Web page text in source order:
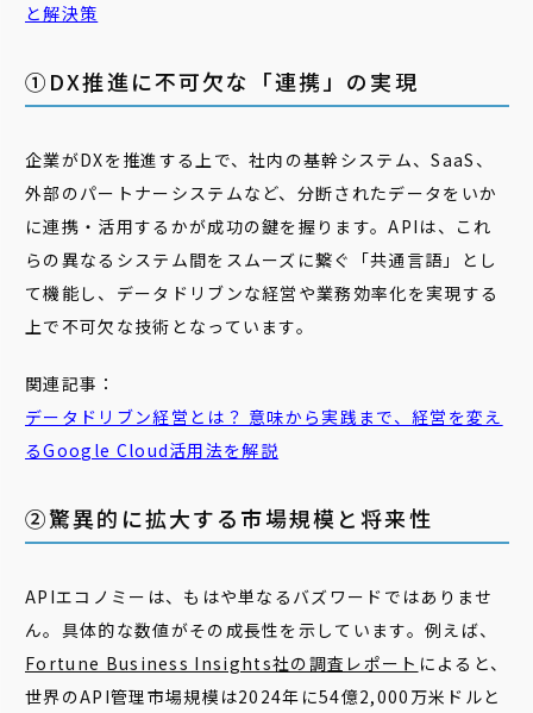
と解決策
①DX推進に不可欠な「連携」の実現
企業がDXを推進する上で、社内の基幹システム、SaaS、
外部のパートナーシステムなど、分断されたデータをいか
に連携・活用するかが成功の鍵を握ります。APIは、これ
らの異なるシステム間をスムーズに繋ぐ「共通言語」とし
て機能し、データドリブンな経営や業務効率化を実現する
上で不可欠な技術となっています。
関連記事：
データドリブン経営とは？ 意味から実践まで、経営を変え
るGoogle Cloud活用法を解説
②驚異的に拡大する市場規模と将来性
APIエコノミーは、もはや単なるバズワードではありませ
ん。具体的な数値がその成長性を示しています。例えば、
Fortune Business Insights社の調査レポート によると、
世界のAPI管理市場規模は2024年に54億2,000万米ドルと